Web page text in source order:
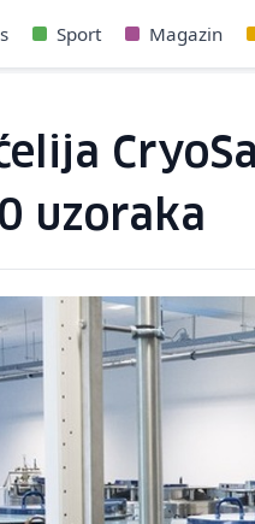
Sport Magazin
uzoraka